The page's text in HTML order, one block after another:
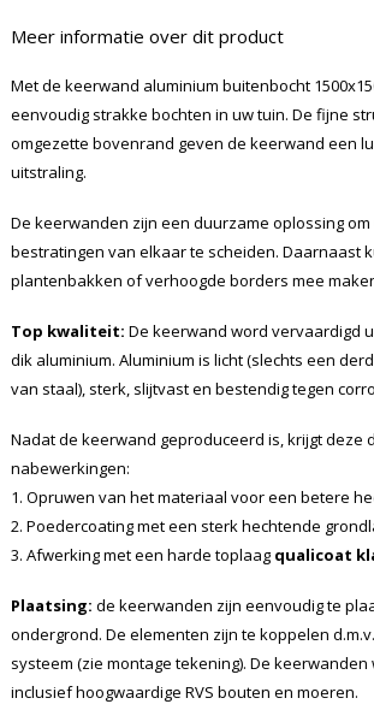
Meer informatie over dit product
Met de keerwand aluminium buitenbocht
eenvoudig strakke bochten in uw tuin. De fijne
omgezette bovenrand geven de keerwand een
uitstraling.
De keerwanden zijn een duurzame oplossing
bestratingen van elkaar te scheiden. Daarnaast
plantenbakken of verhoogde borders mee
Top kwaliteit: De keerwand word vervaardigd
dik aluminium. Aluminium is licht (slechts een
van staal), sterk, slijtvast en bestendig tegen
Nadat de keerwand geproduceerd is, krijgt deze
nabewerkingen:
1. Opruwen van het materiaal voor een betere
2. Poedercoating met een sterk hechtende
3. Afwerking met een harde toplaag qualicoat
Plaatsing: de keerwanden zijn eenvoudig te
ondergrond. De elementen zijn te koppelen
systeem (zie montage tekening). De
inclusief hoogwaardige RVS bouten en moeren.